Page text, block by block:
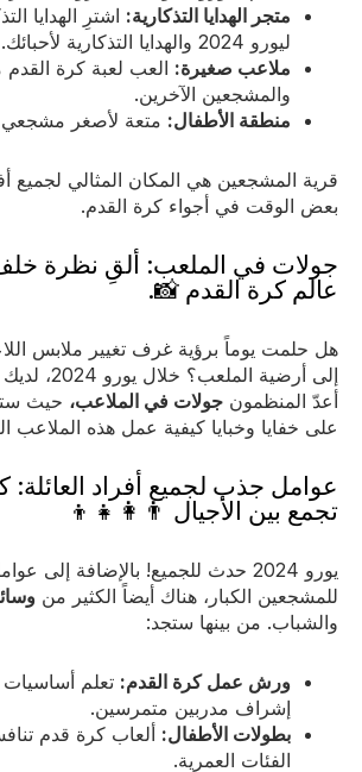
متجر الهدايا التذكارية:اشترِ الهدايا
ليورو 2024 والهدايا التذكارية لأحبائك.
ملاعب صغيرة: العب لعبة كرة القدم
والمشجعين الآخرين.
منطقة الأطفال:متعة لأصغر مشجعي
قرية المشجعين هي المكان المثالي لجميع
بعض الوقت في أجواء كرة القدم.
جولات في الملعب: ألقِ نظرة
عالم كرة القدم 📸.
هل حلمت يوماً برؤية غرف تغيير ملابس
إلى أرضية الملعب؟
أعدّ المنظمونجولات في الملاعب،حيث
على خفايا وخبايا كيفية عمل هذه الملاعب
عوامل جذب لجميع أفراد العائلة:
تجمع بين الأجيال 👨‍👩‍👧‍👦
يورو 2024 حدث للجميع! بالإضافة إلى
للمشجعين الكبار، هناك أيضاً الكثير منوسائل
والشباب. من بينها ستجد:
ورش عمل كرة القدم:تعلم أساسيات
إشراف مدربين متمرسين.
بطولات الأطفال:ألعاب كرة قدم
الفئات العمرية.